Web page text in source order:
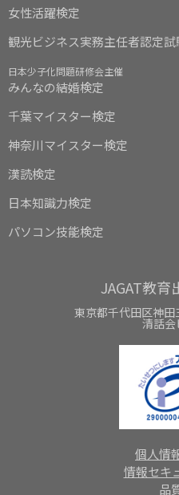
女性活躍検定
観光ビジネス実務主任者認定試
日本少子化問題研修会主催
みんなの結婚検定
千葉マイスター検定
神奈川マイスター検定
漢読検定
日本知識力検定
パソコン技能検定
JAGAT教育
東京都千代田区神
清話
個人情
情報セキ
品